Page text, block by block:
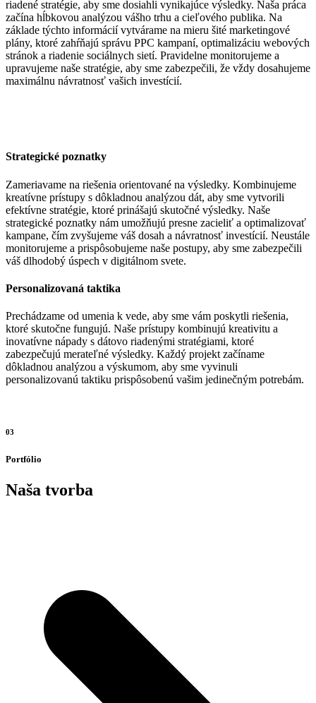
riadené stratégie, aby sme dosiahli vynikajúce výsledky. Naša práca
začína hĺbkovou analýzou vášho trhu a cieľového publika. Na
základe týchto informácií vytvárame na mieru šité marketingové
plány, ktoré zahŕňajú správu PPC kampaní, optimalizáciu webových
stránok a riadenie sociálnych sietí. Pravidelne monitorujeme a
upravujeme naše stratégie, aby sme zabezpečili, že vždy dosahujeme
maximálnu návratnosť vašich investícií.
Strategické poznatky
Zameriavame na riešenia orientované na výsledky. Kombinujeme
kreatívne prístupy s dôkladnou analýzou dát, aby sme vytvorili
efektívne stratégie, ktoré prinášajú skutočné výsledky. Naše
strategické poznatky nám umožňujú presne zacieliť a optimalizovať
kampane, čím zvyšujeme váš dosah a návratnosť investícií. Neustále
monitorujeme a prispôsobujeme naše postupy, aby sme zabezpečili
váš dlhodobý úspech v digitálnom svete.
Personalizovaná taktika
Prechádzame od umenia k vede, aby sme vám poskytli riešenia,
ktoré skutočne fungujú. Naše prístupy kombinujú kreativitu a
inovatívne nápady s dátovo riadenými stratégiami, ktoré
zabezpečujú merateľné výsledky. Každý projekt začíname
dôkladnou analýzou a výskumom, aby sme vyvinuli
personalizovanú taktiku prispôsobenú vašim jedinečným potrebám.
03
Portfólio
Naša tvorba